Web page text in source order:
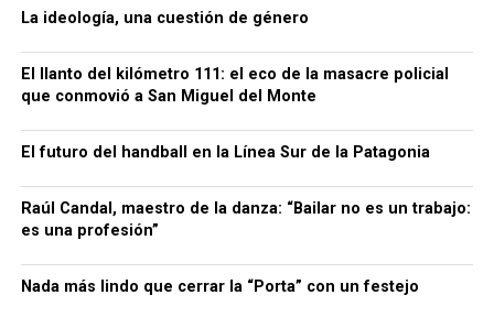
La ideología, una cuestión de género
El llanto del kilómetro 111: el eco de la masacre policial
que conmovió a San Miguel del Monte
El futuro del handball en la Línea Sur de la Patagonia
Raúl Candal, maestro de la danza: “Bailar no es un trabajo:
es una profesión”
Nada más lindo que cerrar la “Porta” con un festejo